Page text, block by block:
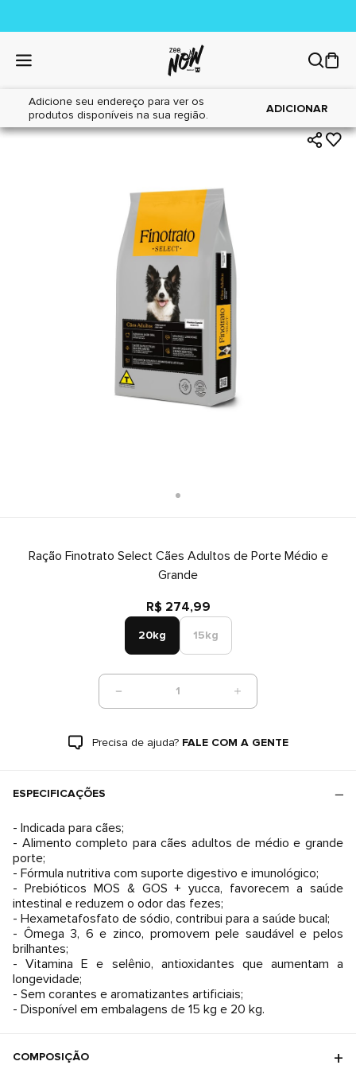
Adicione seu endereço para ver os
produtos disponíveis na sua região.
ADICIONAR
Home|Cães|Alimentos
Ração Finotrato Select Cães Adultos de Porte Médio e
Grande
R$ 274,99
20kg 15kg
1
Precisa de ajuda? FALE COM A GENTE
ESPECIFICAÇÕES
- Indicada para cães;
- Alimento completo para cães adultos de médio e grande
porte;
- Fórmula nutritiva com suporte digestivo e imunológico;
- Prebióticos MOS & GOS + yucca, favorecem a saúde
intestinal e reduzem o odor das fezes;
- Hexametafosfato de sódio, contribui para a saúde bucal;
- Ômega 3, 6 e zinco, promovem pele saudável e pelos
brilhantes;
- Vitamina E e selênio, antioxidantes que aumentam a
longevidade;
- Sem corantes e aromatizantes artificiais;
- Disponível em embalagens de 15 kg e 20 kg.
COMPOSIÇÃO